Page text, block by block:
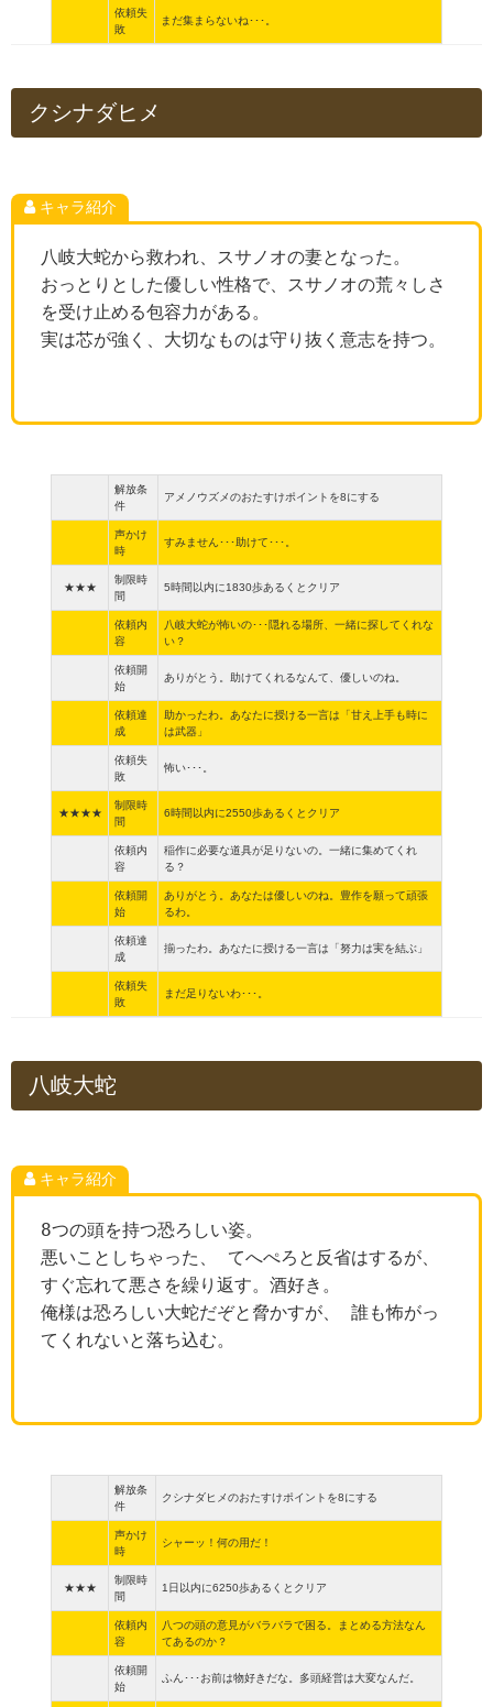
依頼失
敗
まだ集まらないね･･･。
クシナダヒメ
キャラ紹介
八岐大蛇から救われ、スサノオの妻となった。
おっとりとした優しい性格で、スサノオの荒々しさ
を受け止める包容力がある。
実は芯が強く、大切なものは守り抜く意志を持つ。
解放条
件
アメノウズメのおたすけポイントを8にする
声かけ
時
すみません･･･助けて･･･。
★★★
制限時
間
5時間以内に1830歩あるくとクリア
依頼内
容
八岐大蛇が怖いの･･･隠れる場所、一緒に探してくれな
い？
依頼開
始
ありがとう。助けてくれるなんて、優しいのね。
依頼達
成
助かったわ。あなたに授ける一言は「甘え上手も時に
は武器」
依頼失
敗
怖い･･･。
★★★★
制限時
間
6時間以内に2550歩あるくとクリア
依頼内
容
稲作に必要な道具が足りないの。一緒に集めてくれ
る？
依頼開
始
ありがとう。あなたは優しいのね。豊作を願って頑張
るわ。
依頼達
成
揃ったわ。あなたに授ける一言は「努力は実を結ぶ」
依頼失
敗
まだ足りないわ･･･。
八岐大蛇
キャラ紹介
8つの頭を持つ恐ろしい姿。
悪いことしちゃった、 てへぺろと反省はするが、
すぐ忘れて悪さを繰り返す。酒好き。
俺様は恐ろしい大蛇だぞと脅かすが、 誰も怖がっ
てくれないと落ち込む。
解放条
件
クシナダヒメのおたすけポイントを8にする
声かけ
時
シャーッ！何の用だ！
★★★
制限時
間
1日以内に6250歩あるくとクリア
依頼内
容
八つの頭の意見がバラバラで困る。まとめる方法なん
てあるのか？
依頼開
始
ふん･･･お前は物好きだな。多頭経営は大変なんだ。